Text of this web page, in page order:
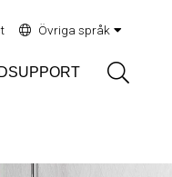
Övriga språk